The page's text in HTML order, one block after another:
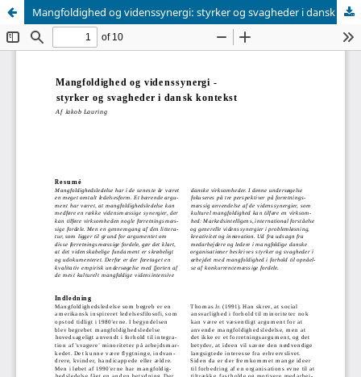
Mangfoldighed og videnssynergi: styrker og svagheder i dansk kontekst